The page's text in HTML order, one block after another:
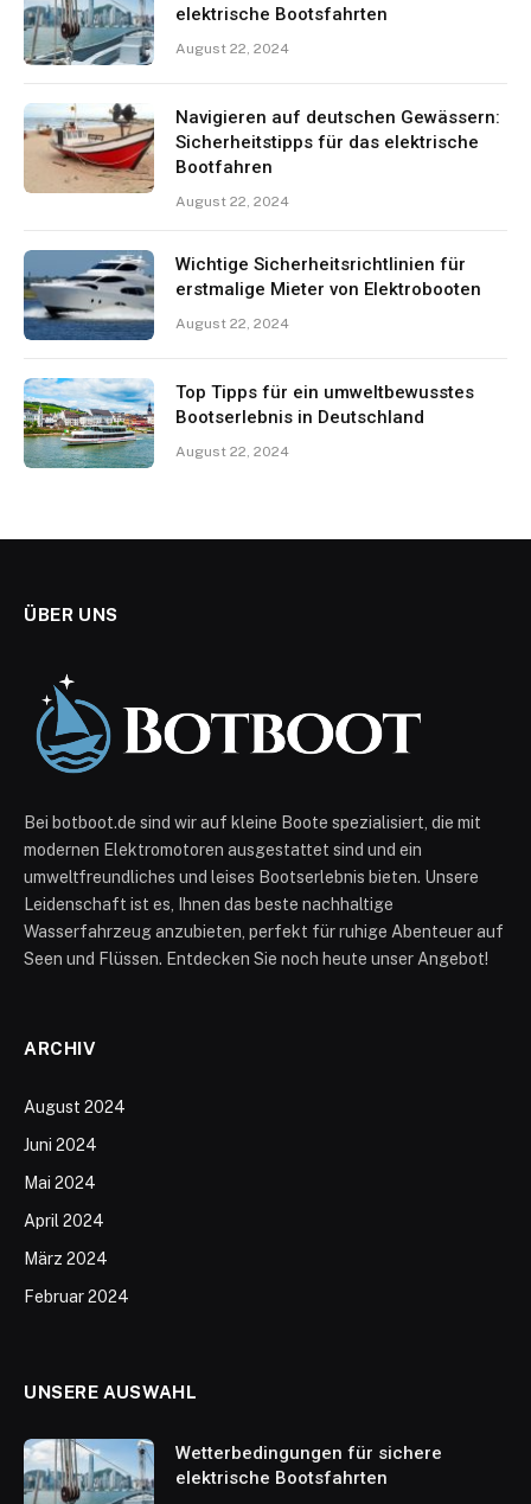
elektrische Bootsfahrten
August 22, 2024
Navigieren auf deutschen Gewässern:
Sicherheitstipps für das elektrische
Bootfahren
August 22, 2024
Wichtige Sicherheitsrichtlinien für
erstmalige Mieter von Elektrobooten
August 22, 2024
Top Tipps für ein umweltbewusstes
Bootserlebnis in Deutschland
August 22, 2024
ÜBER UNS
Bei botboot.de sind wir auf kleine Boote spezialisiert, die mit
modernen Elektromotoren ausgestattet sind und ein
umweltfreundliches und leises Bootserlebnis bieten. Unsere
Leidenschaft ist es, Ihnen das beste nachhaltige
Wasserfahrzeug anzubieten, perfekt für ruhige Abenteuer auf
Seen und Flüssen. Entdecken Sie noch heute unser Angebot!
ARCHIV
August 2024
Juni 2024
Mai 2024
April 2024
März 2024
Februar 2024
UNSERE AUSWAHL
Wetterbedingungen für sichere
elektrische Bootsfahrten